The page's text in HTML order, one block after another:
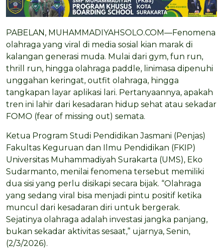
PABELAN, MUHAMMADIYAHSOLO.COM—Fenomena
olahraga yang viral di media sosial kian marak di
kalangan generasi muda. Mulai dari gym, fun run,
thrill run, hingga olahraga paddle, linimasa dipenuhi
unggahan keringat, outfit olahraga, hingga
tangkapan layar aplikasi lari. Pertanyaannya, apakah
tren ini lahir dari kesadaran hidup sehat atau sekadar
FOMO (fear of missing out) semata.
Ketua Program Studi Pendidikan Jasmani (Penjas)
Fakultas Keguruan dan Ilmu Pendidikan (FKIP)
Universitas Muhammadiyah Surakarta (UMS), Eko
Sudarmanto, menilai fenomena tersebut memiliki
dua sisi yang perlu disikapi secara bijak. “Olahraga
yang sedang viral bisa menjadi pintu positif ketika
muncul dari kesadaran diri untuk bergerak.
Sejatinya olahraga adalah investasi jangka panjang,
bukan sekadar aktivitas sesaat,” ujarnya, Senin,
(2/3/2026).